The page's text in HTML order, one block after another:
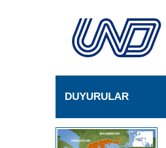
DUYURULAR